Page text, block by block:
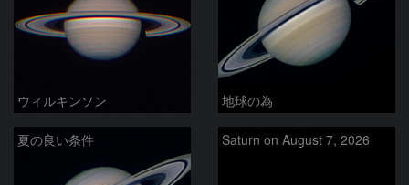
ウィルキンソン 地球の為
夏の良い条件 Saturn on August 7, 2026